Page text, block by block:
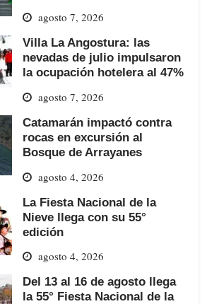
agosto 7, 2026
Villa La Angostura: las
nevadas de julio impulsaron
la ocupación hotelera al 47%
agosto 7, 2026
Catamarán impactó contra
rocas en excursión al
Bosque de Arrayanes
agosto 4, 2026
La Fiesta Nacional de la
Nieve llega con su 55°
edición
agosto 4, 2026
Del 13 al 16 de agosto llega
la 55° Fiesta Nacional de la